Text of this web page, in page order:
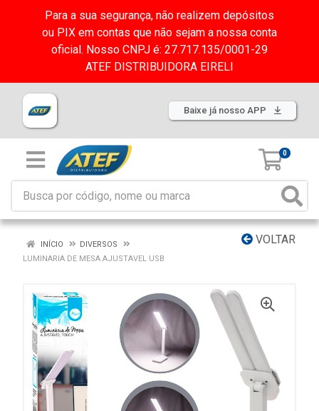
Para a sua segurança, não realizem depósitos
ou PIX em contas que não sejam a nossa conta
oficial. Nosso CNPJ é: 27.717.135/0001-29
ATEF DISTRIBUIDORA EIRELI
Baixe já nosso APP
0
VOLTAR
INÍCIO
DIVERSOS
LUMINARIA DE MESA AJUSTAVEL USB